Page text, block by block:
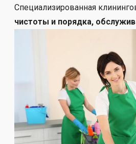
Специализированная
чистоты и порядка,